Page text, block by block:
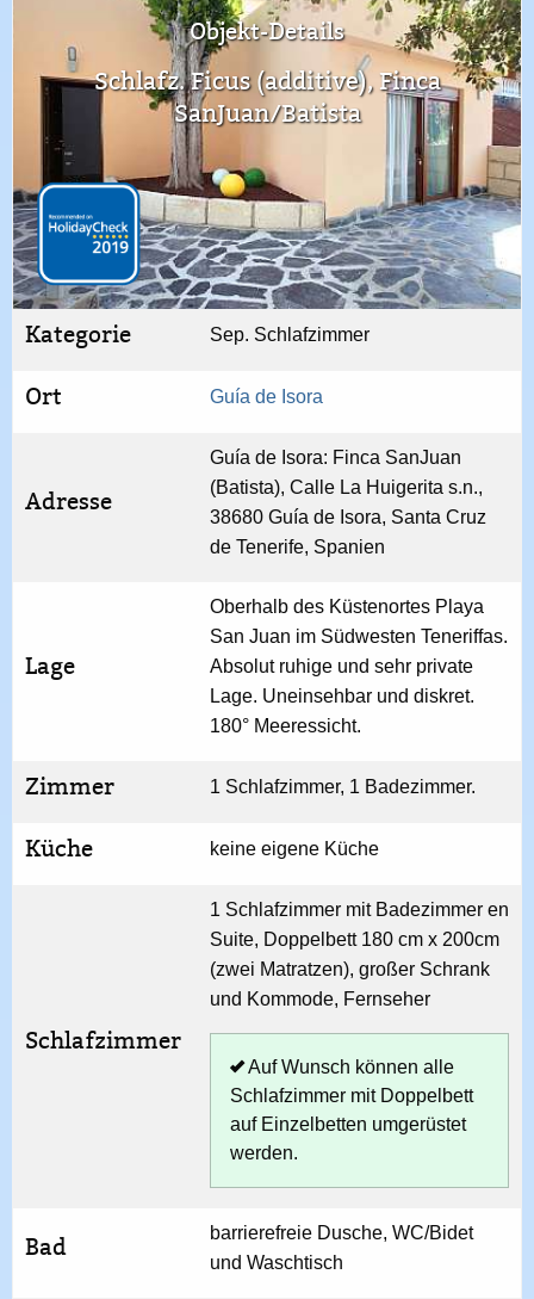
Objekt-Details
Schlafz. Ficus (additive), Finca
SanJuan/Batista
Kategorie Sep. Schlafzimmer
Ort Guía de Isora
Adresse
Guía de Isora: Finca SanJuan
(Batista), Calle La Huigerita s.n.,
38680 Guía de Isora, Santa Cruz
de Tenerife, Spanien
Lage
Oberhalb des Küstenortes Playa
San Juan im Südwesten Teneriffas.
Absolut ruhige und sehr private
Lage. Uneinsehbar und diskret.
180° Meeressicht.
Zimmer 1 Schlafzimmer, 1 Badezimmer.
Küche keine eigene Küche
Schlafzimmer
1 Schlafzimmer mit Badezimmer en
Suite, Doppelbett 180 cm x 200cm
(zwei Matratzen), großer Schrank
und Kommode, Fernseher
Auf Wunsch können alle
Schlafzimmer mit Doppelbett
auf Einzelbetten umgerüstet
werden.
Bad
barrierefreie Dusche, WC/Bidet
und Waschtisch